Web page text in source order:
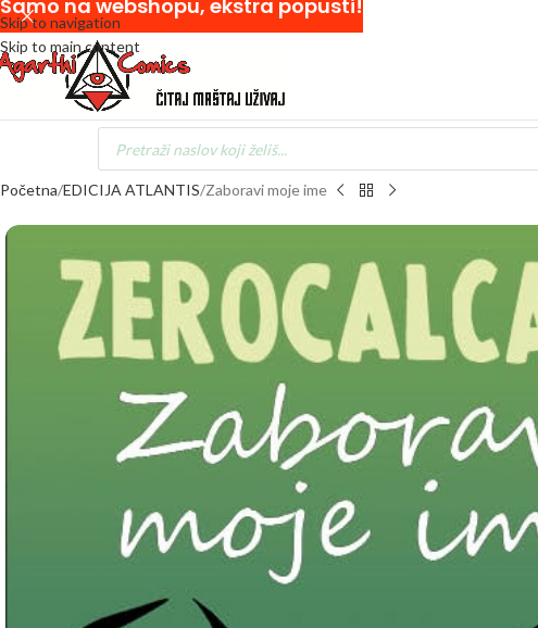
Skip to navigation
Skip to main content
Početna EDICIJA ATLANTIS Zaboravi moje ime
Samo na webshopu, ekstra popusti!